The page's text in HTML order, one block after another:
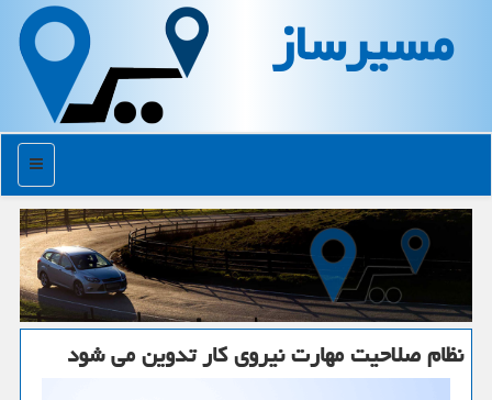
مسیرساز
منو
نظام صلاحیت مهارت نیروی كار تدوین می شود